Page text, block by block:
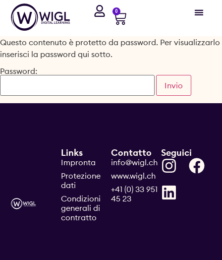
0
Questo contenuto è protetto da password. Per visualizzarlo
inserisci la password qui sotto.
Password:
Contatto
info@wigl.ch
www.wigl.ch
+41 (0) 33 951
45 23
Links
Impronta
Protezione
dati
Condizioni
generali di
contratto
Seguici